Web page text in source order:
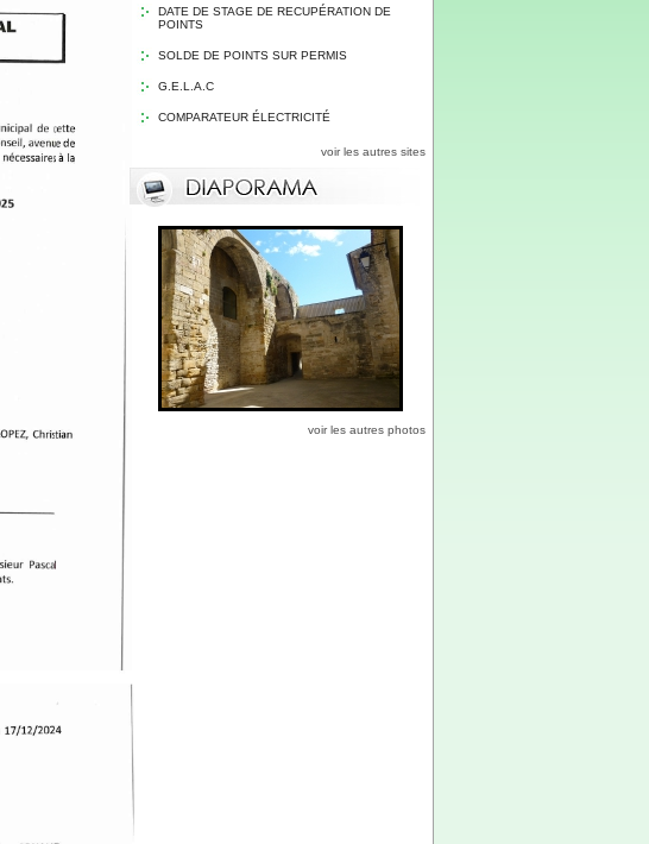
DATE DE STAGE DE RECUPÉRATION DE
POINTS
SOLDE DE POINTS SUR PERMIS
G.E.L.A.C
COMPARATEUR ÉLECTRICITÉ
voir les autres sites
voir les autres photos